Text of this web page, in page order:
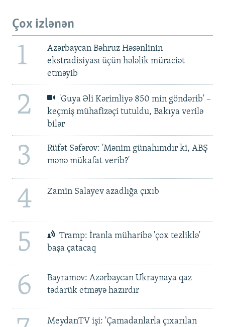
Çox izlənən
1
Azərbaycan Bəhruz Həsənlinin
ekstradisiyası üçün hələlik müraciət
etməyib
2
'Guya Əli Kərimliyə 850 min göndərib' –
keçmiş mühafizəçi tutuldu, Bakıya verilə
bilər
3
Rüfət Səfərov: 'Mənim günahımdır ki, ABŞ
mənə mükafat verib?'
4 Zamin Salayev azadlığa çıxıb
5
Tramp: İranla müharibə 'çox tezliklə'
başa çatacaq
6
Bayramov: Azərbaycan Ukraynaya qaz
tədarük etməyə hazırdır
MeydanTV işi: 'Çamadanlarla çıxarılan